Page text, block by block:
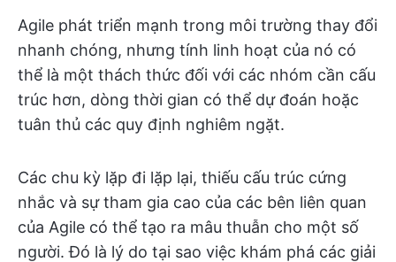
Agile phát triển mạnh trong môi trường thay đổi
nhanh chóng, nhưng tính linh hoạt của nó có
thể là một thách thức đối với các nhóm cần cấu
trúc hơn, dòng thời gian có thể dự đoán hoặc
tuân thủ các quy định nghiêm ngặt.
Các chu kỳ lặp đi lặp lại, thiếu cấu trúc cứng
nhắc và sự tham gia cao của các bên liên quan
của Agile có thể tạo ra mâu thuẫn cho một số
người. Đó là lý do tại sao việc khám phá các giải